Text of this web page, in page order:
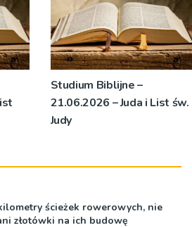
Studium Biblijne –
21.06.2026 – Juda i List św.
Judy
ścieżek rowerowych, nie
złotówki na ich budowę